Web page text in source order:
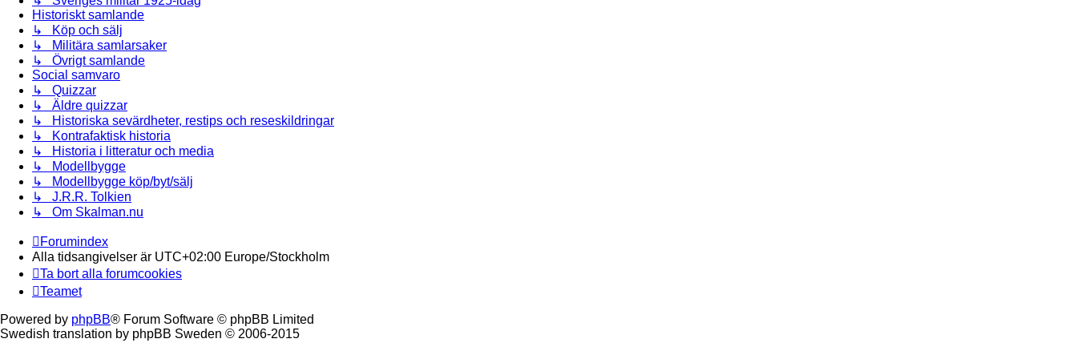
Historiskt samlande
↳ Köp och sälj
↳ Militära samlarsaker
↳ Övrigt samlande
Social samvaro
↳ Quizzar
↳ Äldre quizzar
↳ Historiska sevärdheter, restips och reseskildringar
↳ Kontrafaktisk historia
↳ Historia i litteratur och media
↳ Modellbygge
↳ Modellbygge köp/byt/sälj
↳ J.R.R. Tolkien
↳ Om Skalman.nu
Forumindex
Alla tidsangivelser är UTC+02:00 Europe/Stockholm
Ta bort alla forumcookies
Teamet
Powered by phpBB® Forum Software © phpBB Limited
Swedish translation by phpBB Sweden © 2006-2015